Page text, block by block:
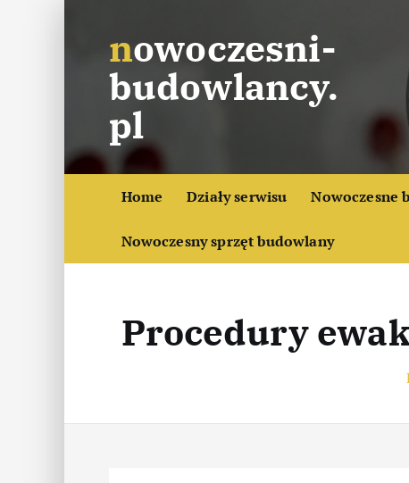
c
o
nowoczesni-
budowlancy.
pl
Home Działy serwisu Nowoczesne
Nowoczesny sprzęt budowlany
Procedury